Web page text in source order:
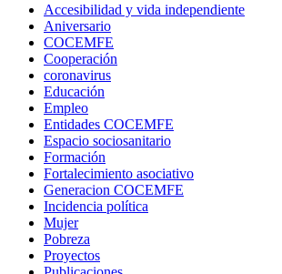
Accesibilidad y vida independiente
Aniversario
COCEMFE
Cooperación
coronavirus
Educación
Empleo
Entidades COCEMFE
Espacio sociosanitario
Formación
Fortalecimiento asociativo
Generacion COCEMFE
Incidencia política
Mujer
Pobreza
Proyectos